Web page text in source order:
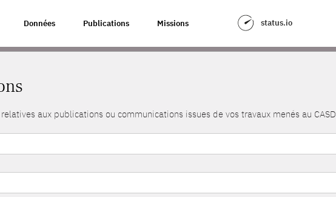
Données Publications Missions status.io
aux publications ou communications issues de vos travaux menés au CASD